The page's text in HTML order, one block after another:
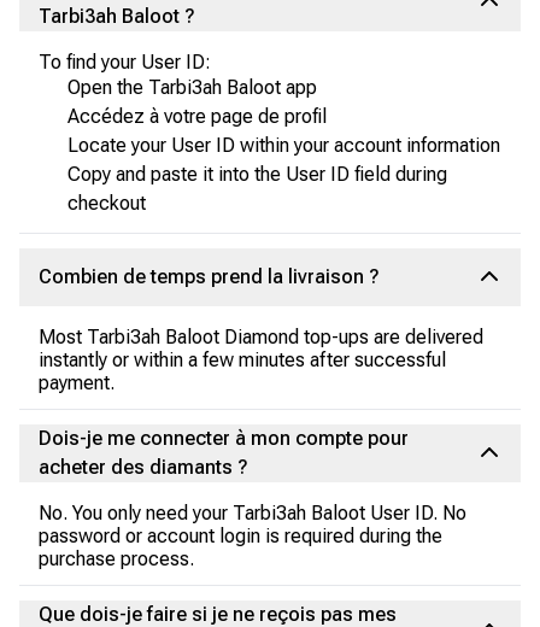
Tarbi3ah Baloot ?
To find your User ID:
Open the Tarbi3ah Baloot app
Accédez à votre page de profil
Locate your User ID within your account information
Copy and paste it into the User ID field during
checkout
Combien de temps prend la livraison ?
Most Tarbi3ah Baloot Diamond top-ups are delivered
instantly or within a few minutes after successful
payment.
Dois-je me connecter à mon compte pour
acheter des diamants ?
No. You only need your Tarbi3ah Baloot User ID. No
password or account login is required during the
purchase process.
Que dois-je faire si je ne reçois pas mes